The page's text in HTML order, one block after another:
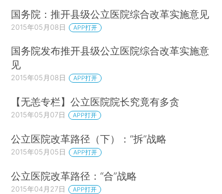
国务院：推开县级公立医院综合改革实施意见
2015年05月08日 APP打开
国务院发布推开县级公立医院综合改革实施意
见
2015年05月08日 APP打开
【无恙专栏】公立医院院长究竟有多贪
2015年05月07日 APP打开
公立医院改革路径（下）：“拆”战略
2015年05月05日 APP打开
公立医院改革路径：“合”战略
2015年04月27日 APP打开